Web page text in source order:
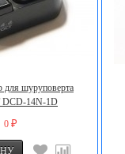
для шуруповерта
DCD-14N-1D
0 ₽